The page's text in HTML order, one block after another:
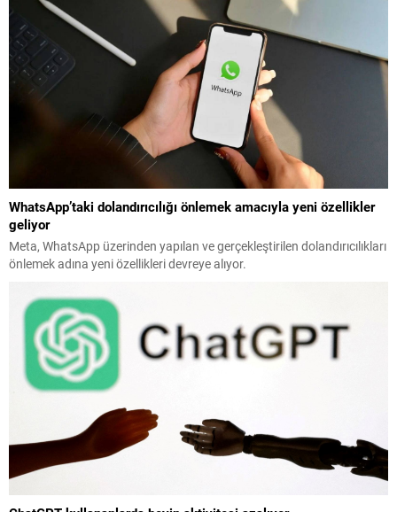
WhatsApp’taki dolandırıcılığı önlemek amacıyla yeni özellikler
geliyor
Meta, WhatsApp üzerinden yapılan ve gerçekleştirilen dolandırıcılıkları
önlemek adına yeni özellikleri devreye alıyor.